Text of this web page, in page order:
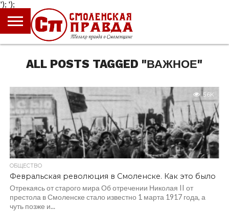
');
ГЛАВНАЯ
НОВОСТИ
ПРОИСШЕСТВИЯ
ПОЛИТИКА
КУЛЬТУРА
ЭКОНОМИКА
ОБЩЕСТВО
БЛОГИ
ALL POSTS TAGGED "ВАЖНОЕ"
5.6K
ОБЩЕСТВО
Февральская революция в Смоленске. Как это было
Отрекаясь от старого мира Об отречении Николая II от
престола в Смоленске стало известно 1 марта 1917 года, а
чуть позже и...
');